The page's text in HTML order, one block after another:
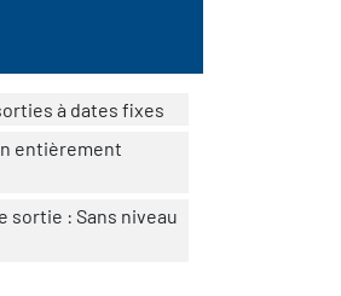
à dates fixes
entièrement
sortie : Sans niveau